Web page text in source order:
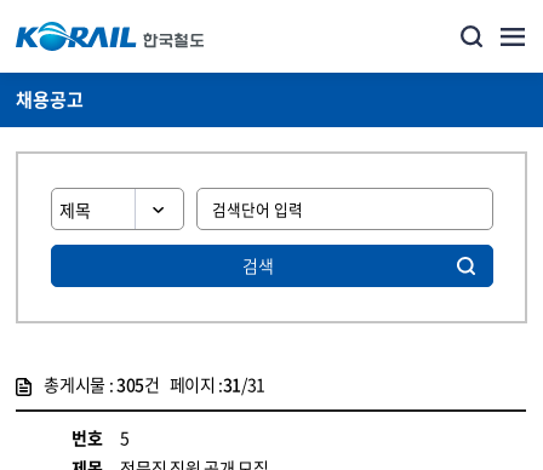
채용공고
검색
총게시물 :305건 페이지 :31/31
번호
5